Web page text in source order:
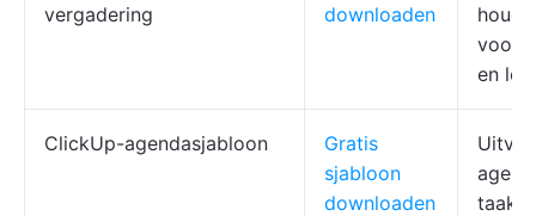
vergadering
downloaden
houd
en
ClickUp-agendasjabloon
Gratis
sjabloon
downloaden
taak